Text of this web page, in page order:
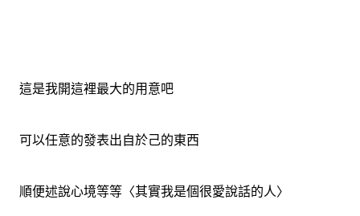
這是我開這裡最大的用意吧
可以任意的發表出自於己的東西
順便述說心境等等〈其實我是個很愛說話的人〉